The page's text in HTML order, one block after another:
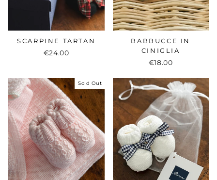
SCARPINE TARTAN
€24.00
BABBUCCE IN
CINIGLIA
€18.00
Sold Out